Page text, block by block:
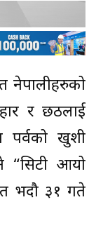
नेपालीहरुको
र छठलाई
पर्वको खुशी
“सिटी आयो
भदौ ३१ गते